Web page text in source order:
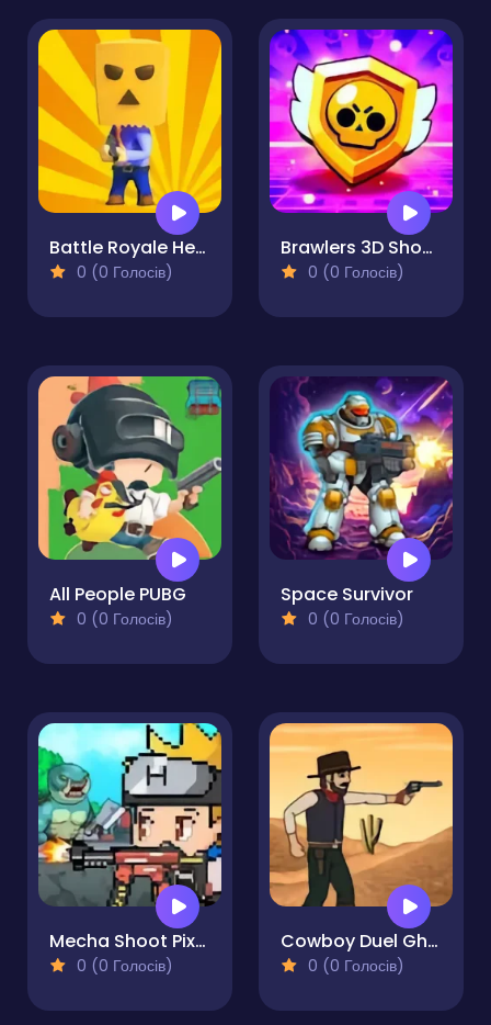
Battle Royale Heroes
0 (0 Голосів)
Brawlers 3D Shooter Stars
0 (0 Голосів)
All People PUBG
0 (0 Голосів)
Space Survivor
0 (0 Голосів)
Mecha Shoot Pixel RPG
0 (0 Голосів)
Cowboy Duel Ghost
0 (0 Голосів)